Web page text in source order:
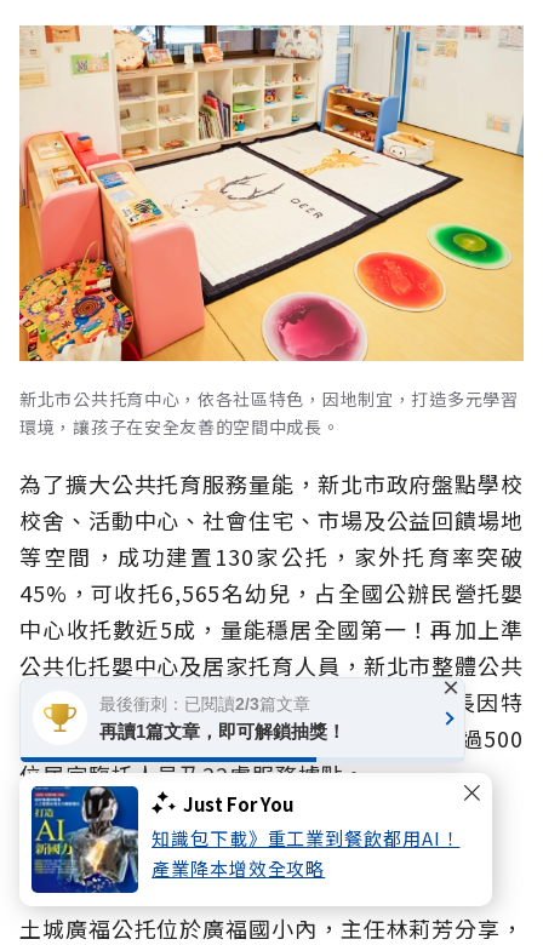
Just For You
知識包下載》重工業到餐飲都用AI！
產業降本增效全攻略
新北市公共托育中心，依各社區特色，因地制宜，打造多元學習
環境，讓孩子在安全友善的空間中成長。
為了擴大公共托育服務量能，新北市政府盤點學校
校舍、活動中心、社會住宅、市場及公益回饋場地
等空間，成功建置130家公托，家外托育率突破
45%，可收托6,565名幼兒，占全國公辦民營托嬰
中心收托數近5成，量能穩居全國第一！再加上準
公共化托嬰中心及居家托育人員，新北市整體公共
托育量能達到1萬7,002名幼兒，另考量家長因特
殊突發狀況而有臨時托育服務需求，提供超過500
位居家臨托人員及22處服務據點。
在安全環境中 盡情探索成長
土城廣福公托位於廣福國小內，主任林莉芳分享，
最後衝刺：已閱讀2/3篇文章
再讀1篇文章，即可解鎖抽獎！
×